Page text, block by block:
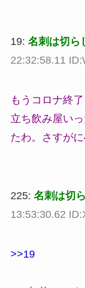
19: 名刺は切ら
22:32:58.11
もうコロナ終
立ち飲み屋い
たわ。さすが
225: 名刺は切
13:53:30.62
>>19